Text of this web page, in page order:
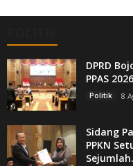
DPRD
PPAS
Politik 8
Sidang
PPKN